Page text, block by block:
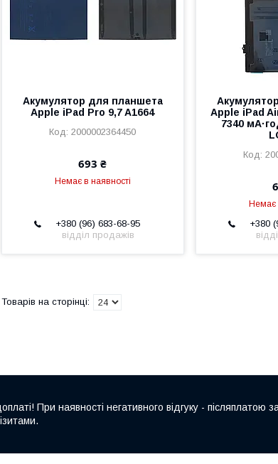
Акумулятор для планшета
Apple iPad Pro 9,7 A1664
2000002364450
693 ₴
Немає в наявності
+380 (96) 683-68-95
відділ продажів
Apple iPad
7340
Немає
+380
При наявності негативного відгуку - післяплатою